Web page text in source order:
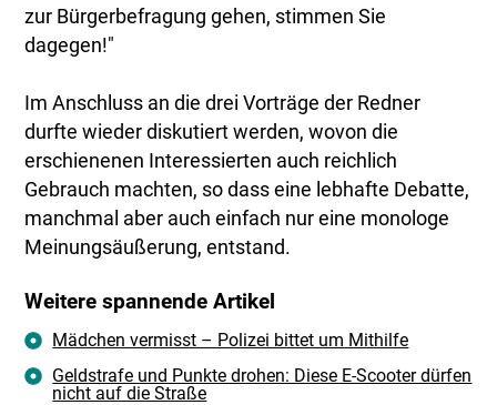
zur Bürgerbefragung gehen, stimmen Sie
dagegen!"
Im Anschluss an die drei Vorträge der Redner
durfte wieder diskutiert werden, wovon die
erschienenen Interessierten auch reichlich
Gebrauch machten, so dass eine lebhafte Debatte,
manchmal aber auch einfach nur eine monologe
Meinungsäußerung, entstand.
Weitere spannende Artikel
Mädchen vermisst – Polizei bittet um Mithilfe
Geldstrafe und Punkte drohen: Diese E-Scooter dürfen
nicht auf die Straße